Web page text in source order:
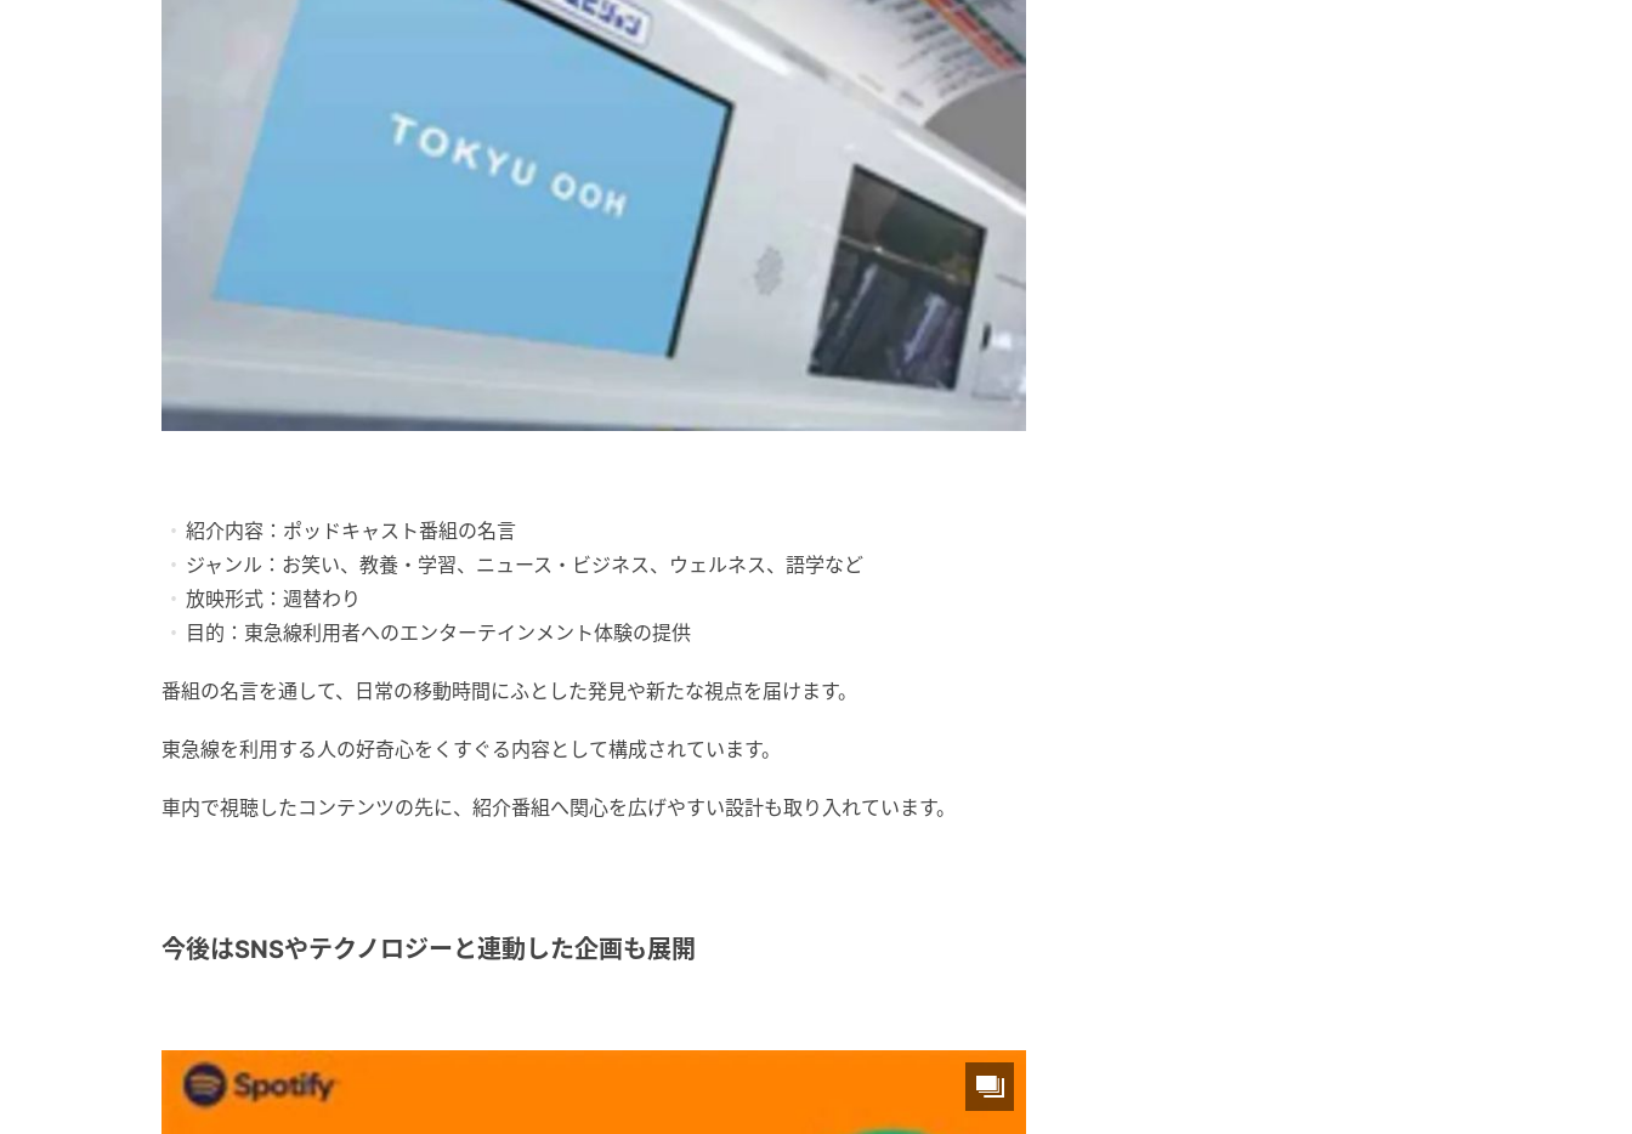
紹介内容：ポッドキャスト番組の名言
ジャンル：お笑い、教養・学習、ニュース・ビジネス、ウェルネス、語学など
放映形式：週替わり
目的：東急線利用者へのエンターテインメント体験の提供
番組の名言を通して、日常の移動時間にふとした発見や新たな視点を届けます。
東急線を利用する人の好奇心をくすぐる内容として構成されています。
車内で視聴したコンテンツの先に、紹介番組へ関心を広げやすい設計も取り入れています。
今後はSNSやテクノロジーと連動した企画も展開